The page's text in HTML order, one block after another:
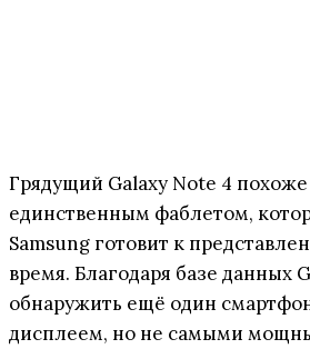
Грядущий Galaxy Note 4 похоже
единственным фаблетом,
Samsung готовит к
время. Благодаря базе данных
обнаружить ещё один
дисплеем, но не самыми